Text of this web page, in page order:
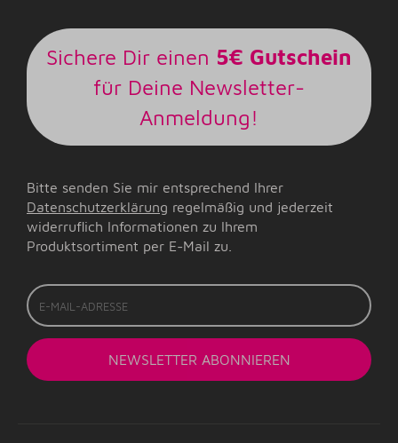
Sichere Dir einen 5€ Gutschein
für Deine Newsletter-
Anmeldung!
Bitte senden Sie mir entsprechend Ihrer
Datenschutzerklärung regelmäßig und jederzeit
widerruflich Informationen zu Ihrem
Produktsortiment per E-Mail zu.
E-
Mail-
Adresse
NEWSLETTER ABONNIEREN